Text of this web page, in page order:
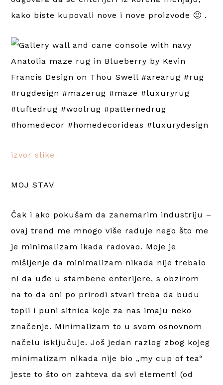
kako biste kupovali nove i nove proizvode 🙂 .
izvor slike
MOJ STAV
Čak i ako pokušam da zanemarim industriju –
ovaj trend me mnogo više raduje nego što me
je minimalizam ikada radovao. Moje je
mišljenje da minimalizam nikada nije trebalo
ni da uđe u stambene enterijere, s obzirom
na to da oni po prirodi stvari treba da budu
topli i puni sitnica koje za nas imaju neko
značenje. Minimalizam to u svom osnovnom
načelu isključuje. Još jedan razlog zbog kojeg
minimalizam nikada nije bio „my cup of tea“
jeste to što on zahteva da svi elementi (od